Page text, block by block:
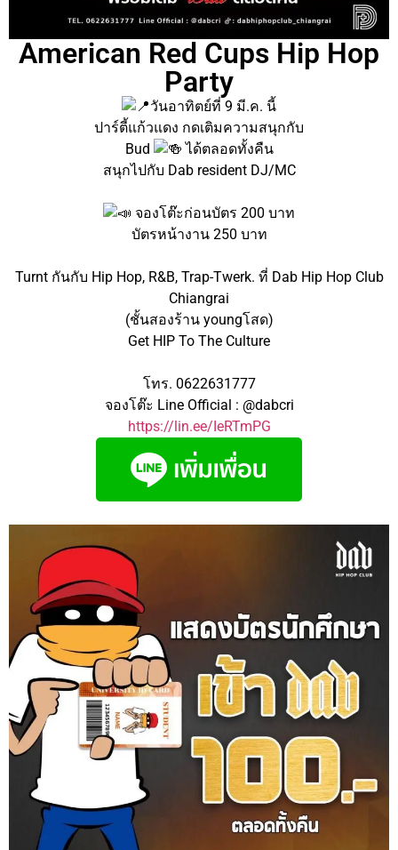
American Red Cups Hip Hop
Party
วันอาทิตย์ที่ 9 มี.ค. นี้
ปาร์ตี้แก้วแดง กดเติมความสนุกกับ
Bud
ได้ตลอดทั้งคืน
สนุกไปกับ Dab resident DJ/MC
จองโต๊ะก่อนบัตร 200 บาท
บัตรหน้างาน 250 บาท
Turnt กันกับ Hip Hop, R&B, Trap-Twerk. ที่ Dab Hip Hop Club
Chiangrai
(ชั้นสองร้าน youngโสด)
Get HIP To The Culture
โทร. 0622631777
จองโต๊ะ Line Official : @dabcri
https://lin.ee/IeRTmPG